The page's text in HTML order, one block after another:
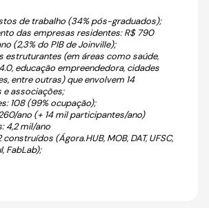
de trabalho (34% pós-graduados);
das empresas residentes: R$ 790
(2,3% do PIB de Joinville);
estruturantes (em áreas como saúde,
educação empreendedora, cidades
entre outras) que envolvem 14
e associações;
108 (99% ocupação);
ano (+ 14 mil participantes/ano)
4,2 mil/ano
(Ágora.HUB, MOB, DAT, UFSC,
FabLab);